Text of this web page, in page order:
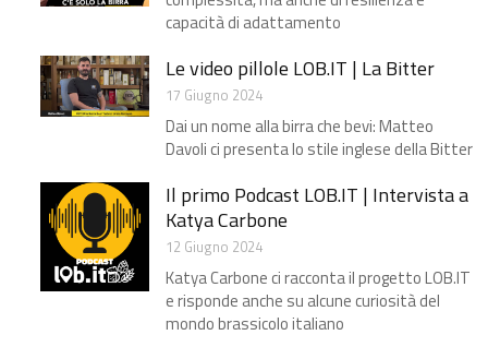
capacità di adattamento
Le video pillole LOB.IT | La Bitter
17 Giugno 2024
Dai un nome alla birra che bevi: Matteo
Davoli ci presenta lo stile inglese della Bitter
Il primo Podcast LOB.IT | Intervista a
Katya Carbone
12 Giugno 2024
Katya Carbone ci racconta il progetto LOB.IT
e risponde anche su alcune curiosità del
mondo brassicolo italiano